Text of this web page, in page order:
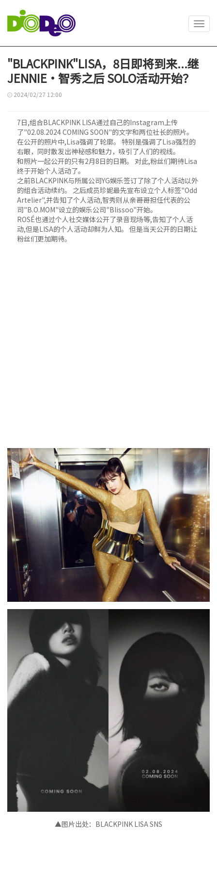
"BLACKPINK"LISA，8日即将到来...继
JENNIE·智秀之后 SOLO活动开始？
2024/02/27 12:00
7日,组合BLACKPINK LISA通过自己的Instagram上传
了"02.08.2024 COMING SOON"的文字和两位社长的照片。
在公开的照片中,Lisa强调了轮廓。 特别是强调了Lisa强烈的
右眼，同时散发出神秘感和魅力，吸引了人们的视线。
和照片一起公开的只有2月8日的日期。 对此,粉丝们期待Lisa
终于开始个人活动了。
之前BLACKPINK与所属公司YG娱乐签订了除了个人活动以外
的组合活动续约。 之后成员珍妮最先宣布设立个人标签"Odd
Artelier",并告知了个人活动,智秀则从亲哥哥担任代表的公
司"B.O.MOM"设立的娱乐公司"Blissoo"开始。
ROSÉ也通过个人社交媒体公开了录音现场等,告知了个人活
动,但是LISA的个人活动却鲜为人知。 但是当天公开的日期让
粉丝们更加期待。
▲图片出处： BLACKPINK LISASNS